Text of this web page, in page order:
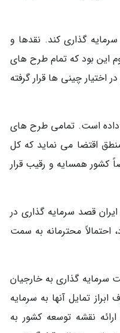
نموده است که 100 میلیارد دلار در ایران سرمایه گذاری کند. نقدها و
این بود که تمام طرح های
گرفته است و بعلاوه طرح هایی به مقدار 360 میلیارد دلار در اختیار چینی ها قرار گرفته
داده است. تمامی طرح های
اقتضا می نماید که کل
همسایه و رقیب قرار
ایران قصد سرمایه گذاری در
احتمالاً محترمانه به سمت
گذاری به خارجیان
تمایل آنها به سرمایه
نقشه توسعه کشور به